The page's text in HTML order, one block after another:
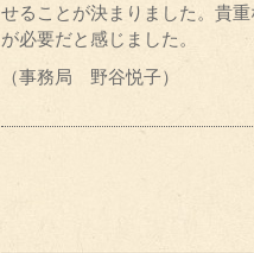
せることが決まりました。貴
が必要だと感じました。
（事務局 野谷悦子）